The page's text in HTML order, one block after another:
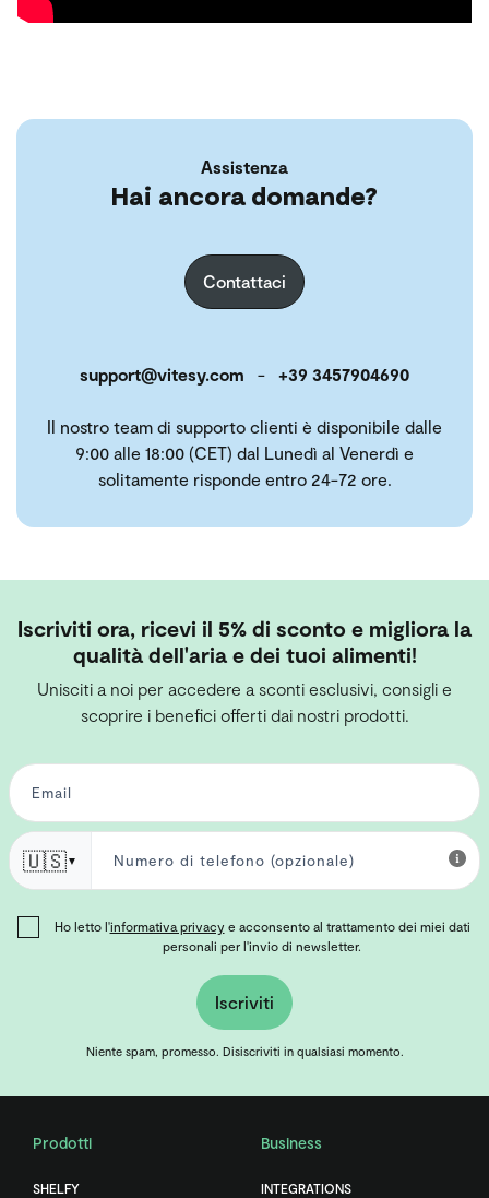
Assistenza
Hai ancora domande?
Contattaci
support@vitesy.com - +39 3457904690
Il nostro team di supporto clienti è disponibile dalle
9:00 alle 18:00 (CET) dal Lunedì al Venerdì e
solitamente risponde entro 24-72 ore.
Iscriviti ora, ricevi il 5% di sconto e migliora la
qualità dell'aria e dei tuoi alimenti!
Unisciti a noi per accedere a sconti esclusivi, consigli e
scoprire i benefici offerti dai nostri prodotti.
🇺🇸▼
Ho letto l'informativa privacye acconsento al trattamento dei miei dati
personali per l'invio di newsletter.
Iscriviti
Niente spam, promesso. Disiscriviti in qualsiasi momento.
Prodotti
SHELFY
Business
INTEGRATIONS